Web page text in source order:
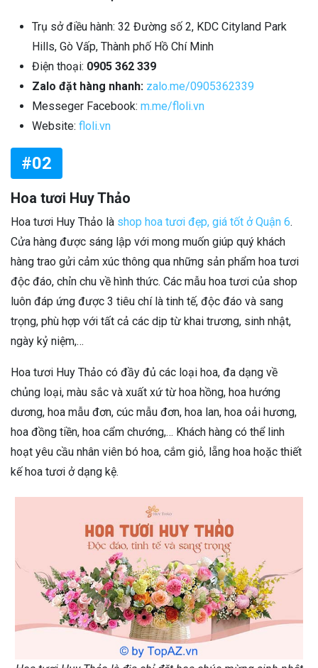
Trụ sở điều hành: 32 Đường số 2, KDC Cityland Park
Hills, Gò Vấp, Thành phố Hồ Chí Minh
Điện thoại: 0905 362 339
Zalo đặt hàng nhanh: zalo.me/0905362339
Messeger Facebook: m.me/floli.vn
Website: floli.vn
#02
Hoa tươi Huy Thảo
Hoa tươi Huy Thảo là shop hoa tươi đẹp, giá tốt ở Quận 6.
Cửa hàng được sáng lập với mong muốn giúp quý khách
hàng trao gửi cảm xúc thông qua những sản phẩm hoa tươi
độc đáo, chỉn chu về hình thức. Các mẫu hoa tươi của shop
luôn đáp ứng được 3 tiêu chí là tinh tế, độc đáo và sang
trọng, phù hợp với tất cả các dịp từ khai trương, sinh nhật,
ngày kỷ niệm,…
Hoa tươi Huy Thảo có đầy đủ các loại hoa, đa dạng về
chủng loại, màu sắc và xuất xứ từ hoa hồng, hoa hướng
dương, hoa mẫu đơn, cúc mẫu đơn, hoa lan, hoa oải hương,
hoa đồng tiền, hoa cẩm chướng,… Khách hàng có thể linh
hoạt yêu cầu nhân viên bó hoa, cắm giỏ, lẵng hoa hoặc thiết
kế hoa tươi ở dạng kệ.